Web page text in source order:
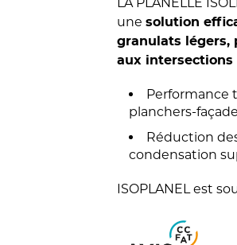
une solution
granulats légers,
aux intersections
Performance
planchers-
Réduction
condensation
ISOPLANEL est